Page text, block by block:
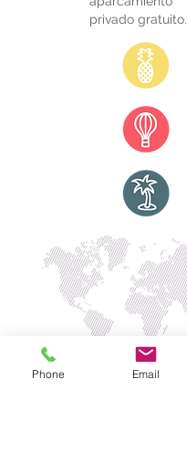
privado gratuito.
Phone Email